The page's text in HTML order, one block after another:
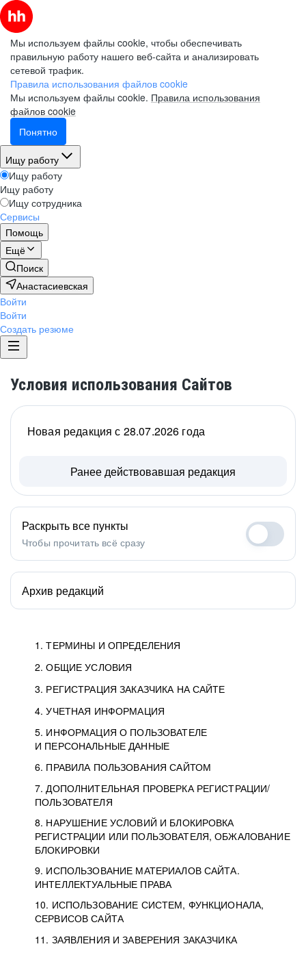
Мы используем файлы cookie, чтобы обеспечивать
правильную работу нашего веб-сайта и анализировать
сетевой трафик.
Правила использования файлов cookie
Мы используем файлы cookie. Правила использования
файлов cookie
Понятно
Ищу работу
Ищу работу
Ищу работу
Ищу сотрудника
Сервисы
Помощь
Ещё
Поиск
Анастасиевская
Войти
Войти
Создать резюме
Условия использования Сайтов
1. ТЕРМИНЫ И ОПРЕДЕЛЕНИЯ
2. ОБЩИЕ УСЛОВИЯ
3. РЕГИСТРАЦИЯ ЗАКАЗЧИКА НА САЙТЕ
4. УЧЕТНАЯ ИНФОРМАЦИЯ
5. ИНФОРМАЦИЯ О ПОЛЬЗОВАТЕЛЕ
И ПЕРСОНАЛЬНЫЕ ДАННЫЕ
6. ПРАВИЛА ПОЛЬЗОВАНИЯ САЙТОМ
7. ДОПОЛНИТЕЛЬНАЯ ПРОВЕРКА РЕГИСТРАЦИИ/
ПОЛЬЗОВАТЕЛЯ
8. НАРУШЕНИЕ УСЛОВИЙ И БЛОКИРОВКА
РЕГИСТРАЦИИ ИЛИ ПОЛЬЗОВАТЕЛЯ, ОБЖАЛОВАНИЕ
БЛОКИРОВКИ
9. ИСПОЛЬЗОВАНИЕ МАТЕРИАЛОВ САЙТА.
ИНТЕЛЛЕКТУАЛЬНЫЕ ПРАВА
10. ИСПОЛЬЗОВАНИЕ СИСТЕМ, ФУНКЦИОНАЛА,
СЕРВИСОВ САЙТА
11. ЗАЯВЛЕНИЯ И ЗАВЕРЕНИЯ ЗАКАЗЧИКА
Новая редакция с 28.07.2026 года
Ранее действовавшая редакция
Раскрыть все пункты
Чтобы прочитать всё сразу
Архив редакций